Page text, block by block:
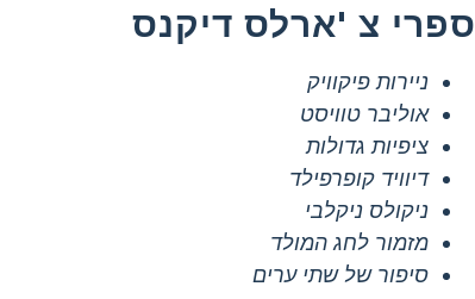
ספרי צ 'ארלס דיקנס
ניירות פיקוויק
אוליבר טוויסט
ציפיות גדולות
דיוויד קופרפילד
ניקולס ניקלבי
מזמור לחג המולד
סיפור של שתי ערים